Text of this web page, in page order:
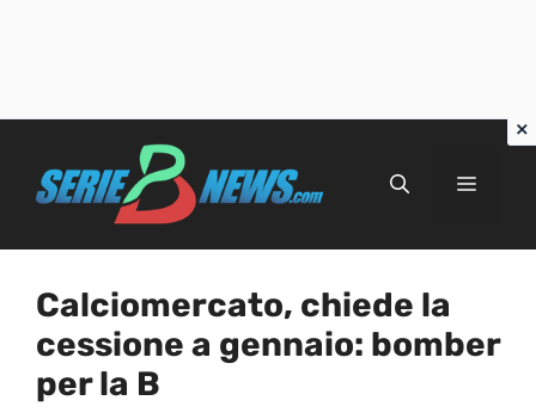
Menu
Calciomercato, chiede la
cessione a gennaio: bomber
per la B